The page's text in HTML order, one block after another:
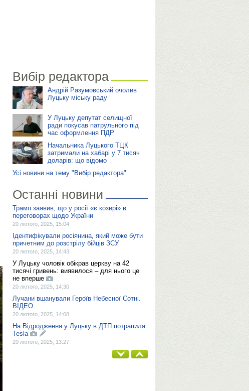
Вибір редактора
Андрій Разумовський очолив
Луцьку міську раду
У Луцьку депутат селищної
ради покусав патрульного під
час оформлення ПДР
Начальника Луцького ТЦК
затримали на хабарі у 7 тисяч
доларів: що відомо
Усі новини на тему "Вибір редактора"
Останні новини
Трамп заявив, що у росії «є козирі» в
переговорах щодо України
20 лютого, 2025, 15:04
Ідентифікували росіянина, який може бути
причетним до розстрілу бійців ЗСУ
20 лютого, 2025, 14:43
У Луцьку чоловік обікрав церкву на 42
тисячі гривень: виявилося – для нього це
не вперше
20 лютого, 2025, 14:30
Лучани вшанували Героїв Небесної Сотні.
ВІДЕО
20 лютого, 2025, 14:08
На Відродження у Луцьку в ДТП потрапила
Tesla
20 лютого, 2025, 13:27